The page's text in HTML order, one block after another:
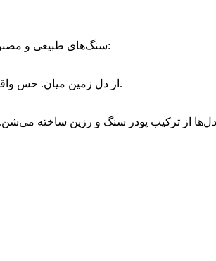
سنگ‌های طبیعی و مصنوعی، دو خانواده‌ی بزرگ روشویی‌های سنگی هستن. هرکدوم مزایا و معایب خودشونو دارن بریم ببینیم بهترین جنس روشویی کدومشونه:
از دل زمین میان. حس واقعی طبیعت رو منتقل می‌کنن، هر تکه‌شون یه طرح منحصربه‌فرد داره. دوام بالایی دارن ولی ممکنه نسبت به مواد اسیدی حساس باشن.